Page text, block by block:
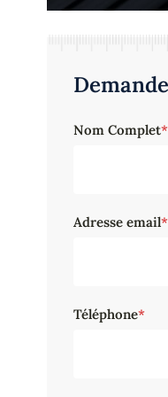
Nom Complet*
Adresse email*
Téléphone*